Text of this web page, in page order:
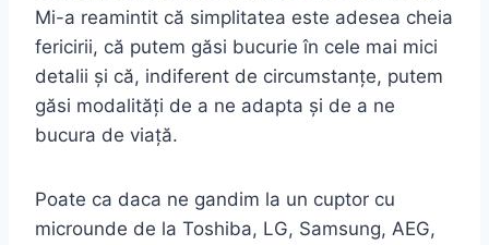
Mi-a reamintit că simplitatea este adesea cheia
fericirii, că putem găsi bucurie în cele mai mici
detalii și că, indiferent de circumstanțe, putem
găsi modalități de a ne adapta și de a ne
bucura de viață.
Poate ca daca ne gandim la un cuptor cu
microunde de la Toshiba, LG, Samsung, AEG,